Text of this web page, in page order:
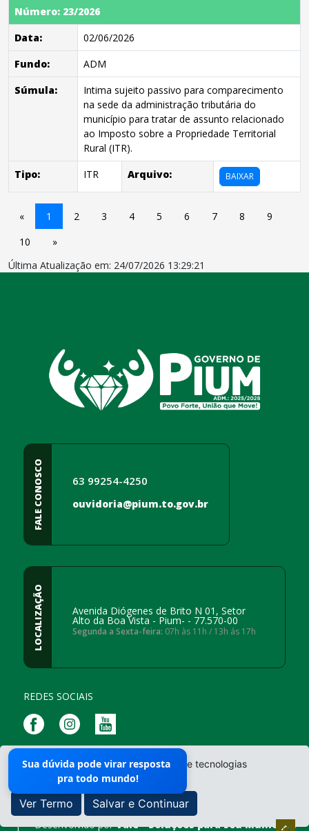
Número: 23/2026
Data:
02/06/2026
Fundo:
ADM
Súmula:
Intima sujeito passivo para comparecimento
na sede da administração tributária do
município para tratar de assunto relacionado
ao Imposto sobre a Propriedade Territorial
Rural (ITR).
Tipo:
ITR Arquivo: BAIXAR
« 1 2 3 4 5 6 7 8
9
10
»
Última Atualização em: 24/07/2026 13:29:21
O site da Prefeitura não utiliza cookies e tecnologias
semelhantes.
Ver Termo Salvar e Continuar
FALE CONOSCO 63 99254-4250
ouvidoria@pium.to.gov.br
LOCALIZAÇÃO Avenida Diógenes de Brito N 01, Setor
Alto da Boa Vista - Pium- - 77.570-00
Segunda a Sexta-feira: 07h às 11h / 13h ás 17h
REDES SOCIAIS
Mapa do Site
Prefeitura municipal de Pium - Todos os direitos reservados ©
|Desenvolvido porVale - Soluções para seu Municipio
Sua dúvida pode virar resposta
pra todo mundo!